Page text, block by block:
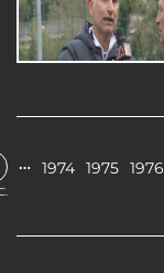
… 1974 1975 1976